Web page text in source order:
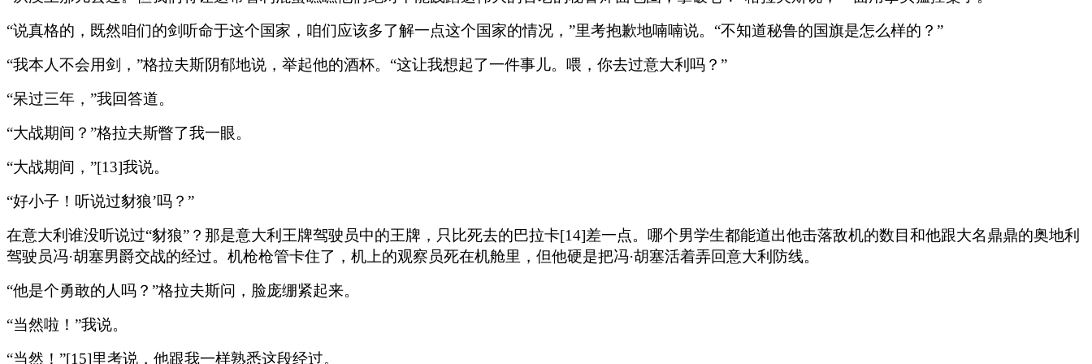
“说真格的，既然咱们的剑听命于这个国家，咱们应该多了解一点这个国家的情况，”里考抱歉地喃喃说。“不知道秘鲁的国旗是怎么样的？”
“我本人不会用剑，”格拉夫斯阴郁地说，举起他的酒杯。“这让我想起了一件事儿。喂，你去过意大利吗？”
“呆过三年，”我回答道。
“大战期间？”格拉夫斯瞥了我一眼。
“大战期间，”[13]我说。
“好小子！听说过豺狼’吗？”
在意大利谁没听说过“豺狼”？那是意大利王牌驾驶员中的王牌，只比死去的巴拉卡[14]差一点。哪个男学生都能道出他击落敌机的数目和他跟大名鼎鼎的奥地利
驾驶员冯·胡塞男爵交战的经过。机枪枪管卡住了，机上的观察员死在机舱里，但他硬是把冯·胡塞活着弄回意大利防线。
“他是个勇敢的人吗？”格拉夫斯问，脸庞绷紧起来。
“当然啦！”我说。
“当然！”[15]里考说，他跟我一样熟悉这段经过。